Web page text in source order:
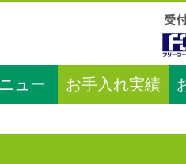
ュー お手入れ実績